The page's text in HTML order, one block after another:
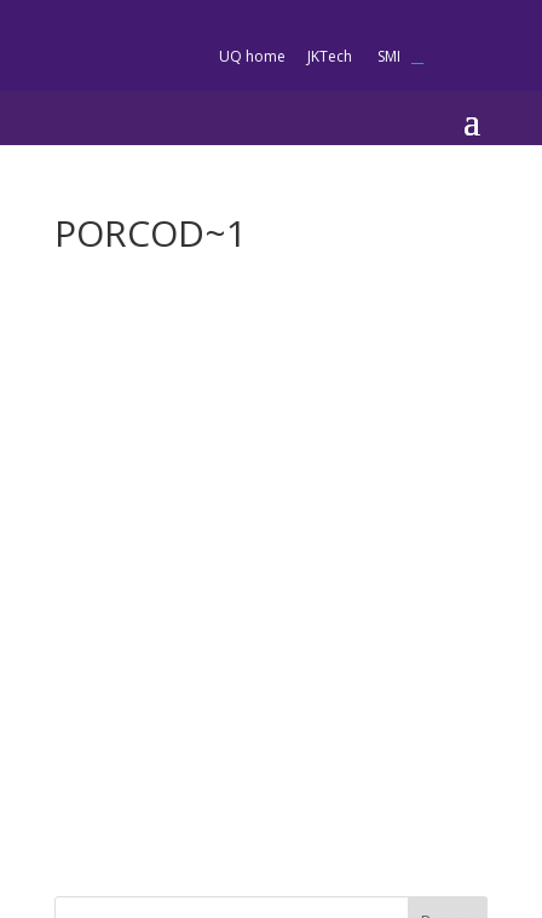
UQ home JKTech SMI
PORCOD~1